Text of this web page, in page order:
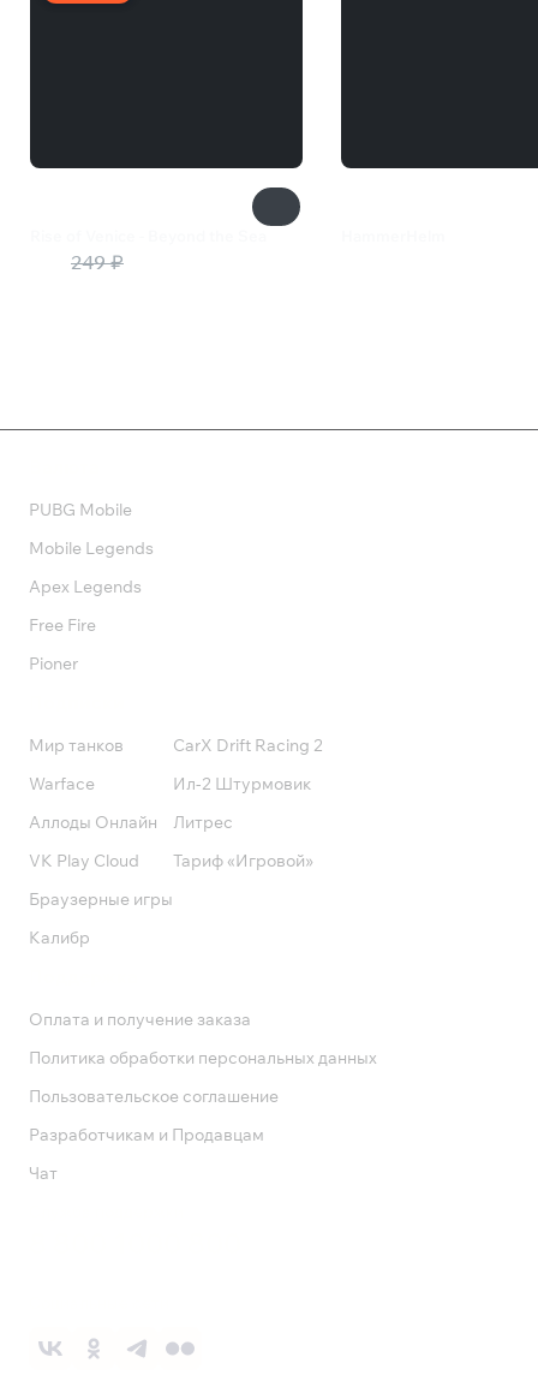
249 ₽
PUBG Mobile
Mobile Legends
Apex Legends
Free Fire
Pioner
Мир танков
Warface
Аллоды Онлайн
VK Play Cloud
Браузерные игры
Калибр
CarX Drift Racing 2
Ил-2 Штурмовик
Литрес
Тариф «Игровой»
Оплата и получение заказа
Политика обработки персональных данных
Пользовательское соглашение
Разработчикам и Продавцам
Чат